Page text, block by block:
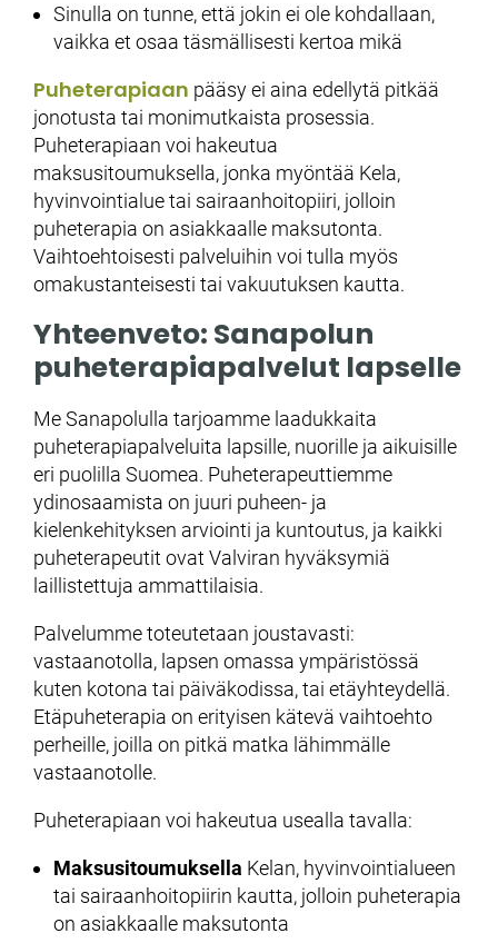
Sinulla on tunne, että jokin ei ole kohdallaan,
vaikka et osaa täsmällisesti kertoa mikä
Puheterapiaan pääsy ei aina edellytä pitkää
jonotusta tai monimutkaista prosessia.
Puheterapiaan voi hakeutua
maksusitoumuksella, jonka myöntää Kela,
hyvinvointialue tai sairaanhoitopiiri, jolloin
puheterapia on asiakkaalle maksutonta.
Vaihtoehtoisesti palveluihin voi tulla myös
omakustanteisesti tai vakuutuksen kautta.
Yhteenveto: Sanapolun
puheterapiapalvelut lapselle
Me Sanapolulla tarjoamme laadukkaita
puheterapiapalveluita lapsille, nuorille ja aikuisille
eri puolilla Suomea. Puheterapeuttiemme
ydinosaamista on juuri puheen- ja
kielenkehityksen arviointi ja kuntoutus, ja kaikki
puheterapeutit ovat Valviran hyväksymiä
laillistettuja ammattilaisia.
Palvelumme toteutetaan joustavasti:
vastaanotolla, lapsen omassa ympäristössä
kuten kotona tai päiväkodissa, tai etäyhteydellä.
Etäpuheterapia on erityisen kätevä vaihtoehto
perheille, joilla on pitkä matka lähimmälle
vastaanotolle.
Puheterapiaan voi hakeutua usealla tavalla:
Maksusitoumuksella Kelan, hyvinvointialueen
tai sairaanhoitopiirin kautta, jolloin puheterapia
on asiakkaalle maksutonta